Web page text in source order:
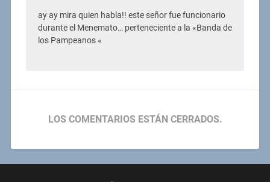
ay ay mira quien habla!! este señor fue funcionario
durante el Menemato… perteneciente a la «Banda de
los Pampeanos «
LOS COMENTARIOS ESTÁN CERRADOS.